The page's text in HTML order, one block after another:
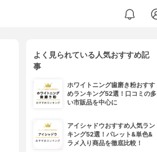
よく見られている人気おすすめ記
事
ホワイトニング歯磨き粉おすす
めランキング52選！口コミの多
い市販品を中心に
アイシャドウおすすめ人気ラン
キング52選！パレット&単色&
ラメ入り商品を徹底比較！